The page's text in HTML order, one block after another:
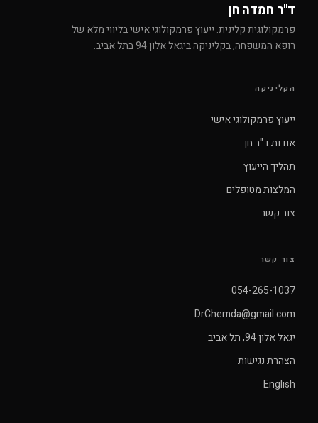
ד"ר חמדה חן
פרמקולוגית קלינית. ייעוץ פרמקולוגי אישי בליווי מלא של
רופא המשפחה, בקליניקה ביגאל אלון 94 בתל אביב.
הקליניקה
ייעוץ פרמקולוגי אישי
אודות ד"ר חן
תהליך הייעוץ
המלצות מטופלים
צור קשר
צור קשר
054-265-1037
DrChemda@gmail.com
יגאל אלון 94, תל אביב
הצהרת נגישות
English